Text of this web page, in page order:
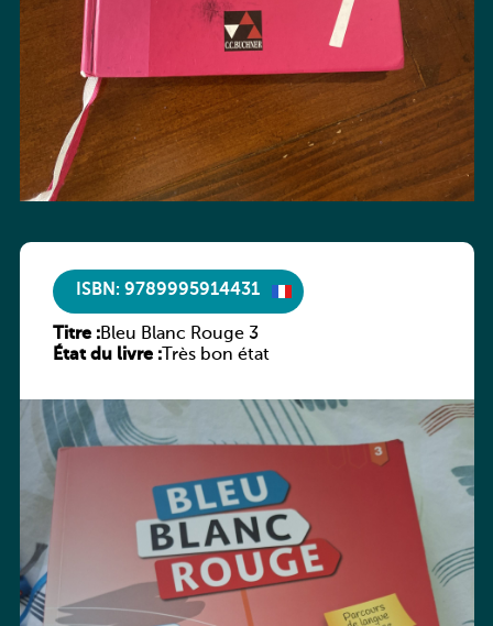
ISBN: 9789995914431
Titre :Bleu Blanc Rouge 3
État du livre :Très bon état